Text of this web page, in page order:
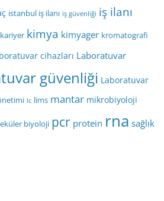
istanbul iş ilanı iş güvenliği iş ilanı
kariyer kimya kimyager kromatografi
cihazları Laboratuvar
güvenliği Laboratuvar
lc lims mantar mikrobiyoloji
biyoloji pcr protein rna sağlık